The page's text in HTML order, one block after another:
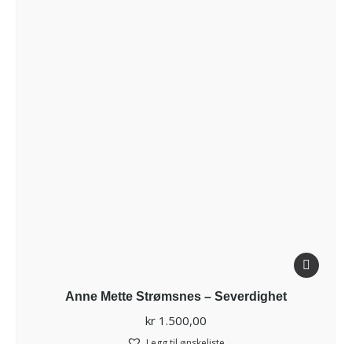
Anne Mette Strømsnes – Severdighet
kr1.500,00